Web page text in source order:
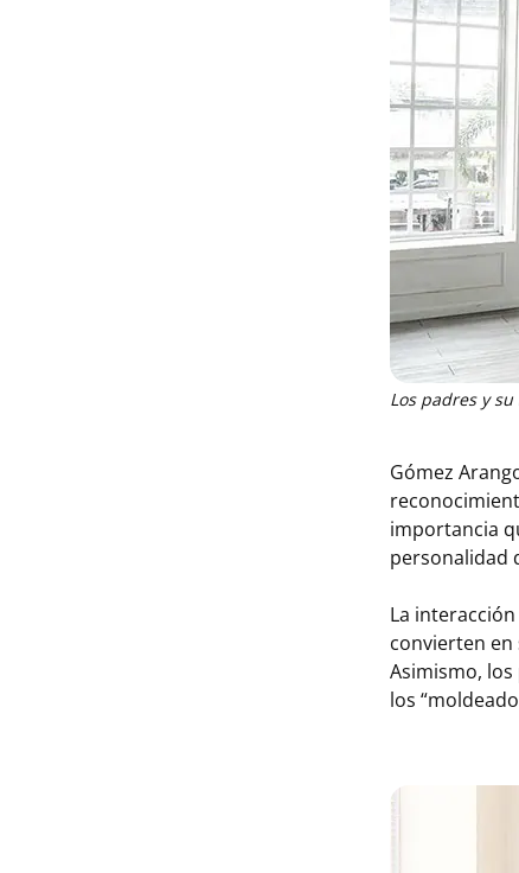
Los padres y
Gómez
importancia
personalidad
La
convierten en
Asimismo,
los